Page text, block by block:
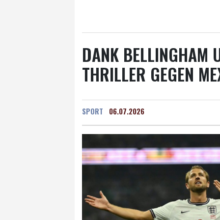
DANK BELLINGHAM
THRILLER GEGEN
SPORT 06.07.2026